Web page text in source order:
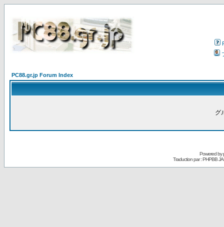
PC88.gr.jp Forum Index
グ
Powered by
Traduction par : PHPBB